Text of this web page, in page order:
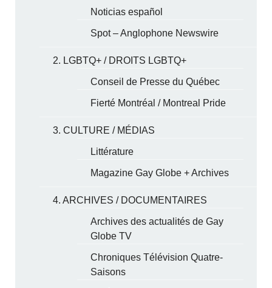
Noticias español
Spot – Anglophone Newswire
2. LGBTQ+ / DROITS LGBTQ+
Conseil de Presse du Québec
Fierté Montréal / Montreal Pride
3. CULTURE / MÉDIAS
Littérature
Magazine Gay Globe + Archives
4. ARCHIVES / DOCUMENTAIRES
Archives des actualités de Gay
Globe TV
Chroniques Télévision Quatre-
Saisons